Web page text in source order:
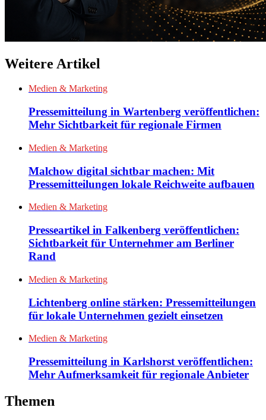
Weitere Artikel
Medien & Marketing
Pressemitteilung in Wartenberg veröffentlichen:
Mehr Sichtbarkeit für regionale Firmen
Medien & Marketing
Malchow digital sichtbar machen: Mit
Pressemitteilungen lokale Reichweite aufbauen
Medien & Marketing
Presseartikel in Falkenberg veröffentlichen:
Sichtbarkeit für Unternehmer am Berliner
Rand
Medien & Marketing
Lichtenberg online stärken: Pressemitteilungen
für lokale Unternehmen gezielt einsetzen
Medien & Marketing
Pressemitteilung in Karlshorst veröffentlichen:
Mehr Aufmerksamkeit für regionale Anbieter
Themen